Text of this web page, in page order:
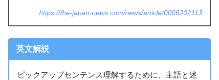
https://the-japan-news.com/news/article/0006202113
英文解説
ピックアップセンテンス理解するために、主語と述